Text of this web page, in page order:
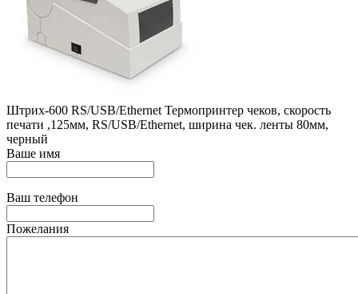
Штрих-600 RS/USB/Ethernet Термопринтер чеков, скорость
печати ,125мм, RS/USB/Ethernet, ширина чек. ленты 80мм,
черный
Ваше имя
Ваш телефон
Пожелания